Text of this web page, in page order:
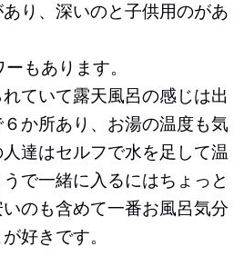
り、深いのと子供用のがあ
もあります。
ていて露天風呂の感じは出
か所あり、お湯の温度も気
達はセルフで水を足して温
で一緒に入るにはちょっと
のも含めて一番お風呂気分
好きです。